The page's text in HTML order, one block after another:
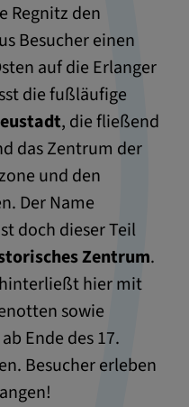
Regnitz den
Besucher einen
auf die Erlanger
die fußläufige
, die fließend
das Zentrum der
und den
Der Name
doch dieser Teil
Zentrum.
hier mit
sowie
Ende des 17.
Besucher erleben